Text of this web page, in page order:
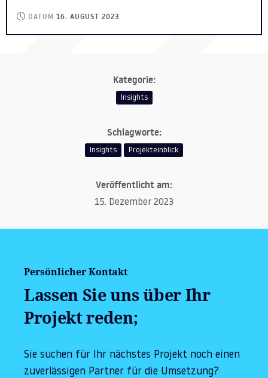
DATUM 16. AUGUST 2023
Kategorie:
Insights
Schlagworte:
Insights Projekteinblick
Veröffentlicht am:
15. Dezember 2023
Persönlicher Kontakt
Lassen Sie uns über Ihr
Projekt reden;
Sie suchen für Ihr nächstes Projekt noch einen
zuverlässigen Partner für die Umsetzung?